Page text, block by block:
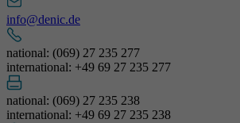
info@denic.de
national: (069) 27 235 277
international: +49 69 27 235 277
national: (069) 27 235 238
international: +49 69 27 235 238